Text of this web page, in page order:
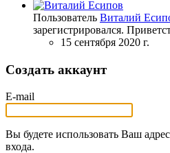
Пользователь Виталий
зарегистрировался.
15 сентября 2020 г.
Создать аккаунт
E-mail
Вы будете использовать Ваш
входа.